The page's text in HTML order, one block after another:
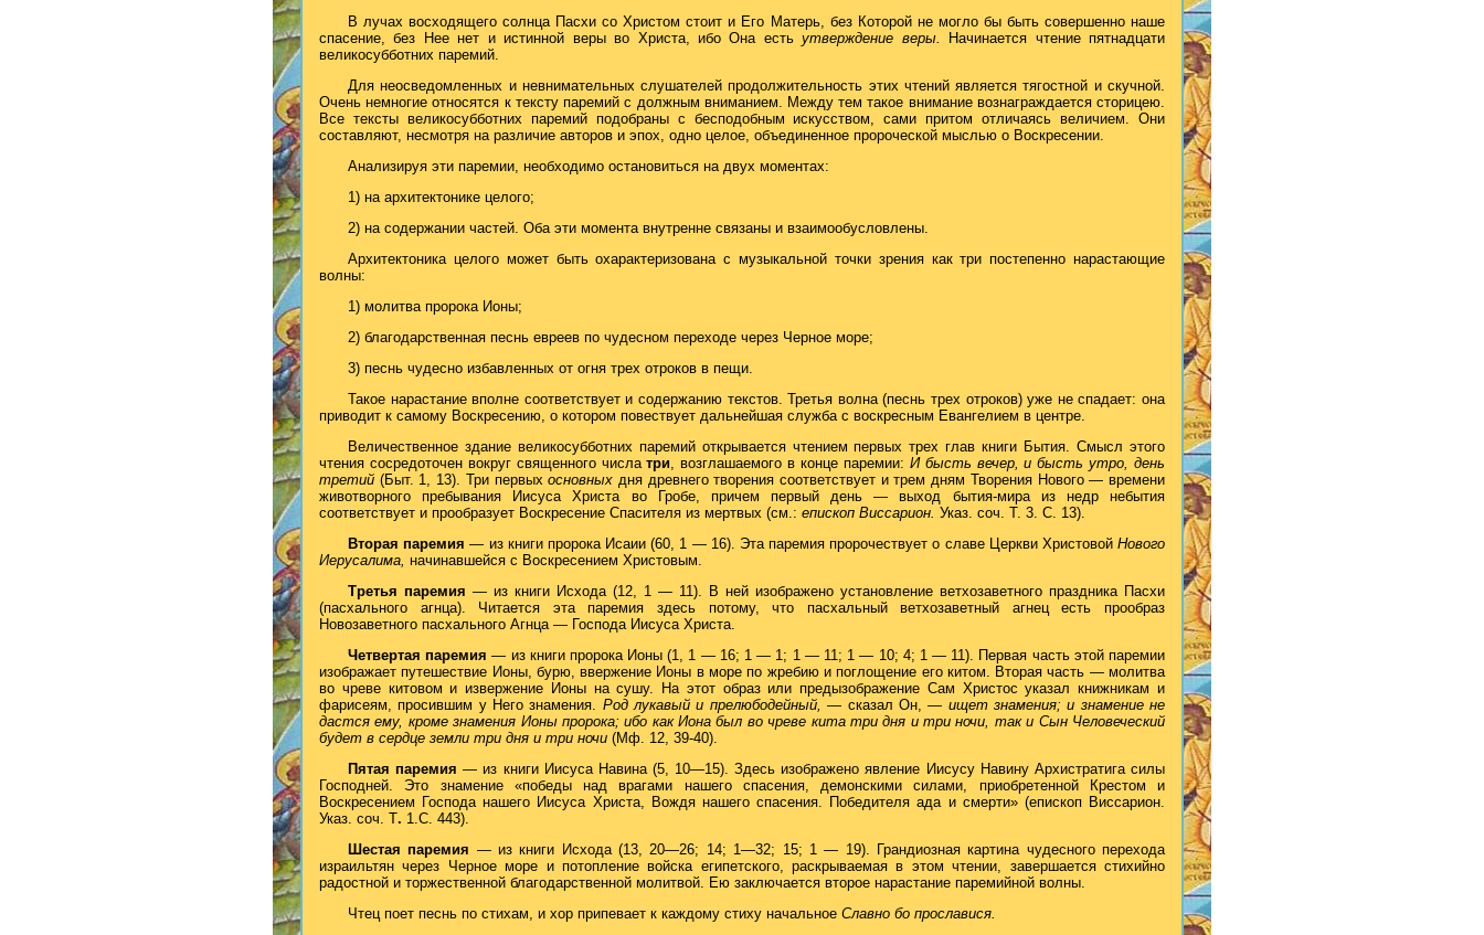
В лучах восходящего солнца Пасхи со Христом стоит и Его Матерь, без Которой не могло бы быть совершенно наше
спасение, без Нее нет и истинной веры во Христа, ибо Она естьутверждение веры.
Начинается чтение пятнадцати
великосубботних паремий.
Для неосведомленных и невнимательных слушателей продолжительность этих чтений является тягостной и скучной.
Очень немногие относятся к тексту паремий с должным вниманием. Между тем такое внимание вознаграждается сторицею.
Все тексты великосубботних паремий подобраны с бесподобным искусством, сами притом отличаясь величием. Они
составляют, несмотря на различие авторов и эпох, одно целое, объединенное пророческой мыслью о Воскресении.
Анализируя эти паремии, необходимо остановиться на двух моментах:
1) на архитектонике целого;
2) на содержании частей. Оба эти момента внутренне связаны и взаимообусловлены.
Архитектоника целого может быть охарактеризована с музыкальной точки зрения как три постепенно нарастающие
волны:
1) молитва пророка Ионы;
2) благодарственная песнь евреев по чудесном переходе через Черное море;
3) песнь чудесно избавленных от огня трех отроков в пещи.
Такое нарастание вполне соответствует и содержанию текстов. Третья волна (песнь трех отроков) уже не спадает: она
приводит к самому Воскресению, о котором повествует дальнейшая служба с воскресным Евангелием в центре.
Величественное здание великосубботних паремий открывается чтением первых трех глав книги Бытия. Смысл этого
чтения сосредоточен вокруг священного числатри, возглашаемого в конце паремии: И бысть вечер, и бысть утро, день
третий (Быт. 1, 13). Три первыхосновных дня древнего творения соответствует и трем дням Творения Нового — времени
животворного пребывания Иисуса Христа во Гробе, причем первый день — выход бытия-мира из недр небытия
соответствует и прообразует Воскресение Спасителя из мертвых (см.: епископ Виссарион. Указ. соч. Т. 3. С. 13).
Вторая паремия— из книги пророка Исаии (60, 1 — 16). Эта паремия пророчествует о славе Церкви ХристовойНового
Иерусалима, начинавшейся с Воскресением Христовым.
Третья паремия — из книги Исхода (12, 1 — 11). В ней изображено установление ветхозаветного праздника Пасхи
(пасхального агнца). Читается эта паремия здесь потому, что пасхальный ветхозаветный агнец есть прообраз
Новозаветного пасхального Агнца — Господа Иисуса Христа.
Четвертая паремия— из книги пророка Ионы (1, 1 — 16; 1 — 1; 1 — 11; 1 — 10; 4; 1 — 11). Первая часть этой паремии
изображает путешествие Ионы, бурю, ввержение Ионы в море по жребию и поглощение его китом. Вторая часть — молитва
во чреве китовом и извержение Ионы на сушу. На этот образ или предызображение Сам Христос указал книжникам и
фарисеям, просившим у Него знамения. Род лукавый и прелюбодейный,— сказал Он, — ищет знамения; и знамение не
дастся ему, кроме знамения Ионы пророка; ибо как Иона был во чреве кита три дня и три ночи, так и Сын Человеческий
будет в сердце земли три дня и три ночи (Мф. 12, 39-40).
Пятая паремия— из книги Иисуса Навина (5, 10—15). Здесь изображено явление Иисусу Навину Архистратига силы
Господней. Это знамение «победы над врагами нашего спасения, демонскими силами, приобретенной Крестом и
Воскресением Господа нашего Иисуса Христа, Вождя нашего спасения. Победителя ада и смерти» (епископ Виссарион.
Указ. соч. Т. 1.С. 443).
Шестая паремия — из книги Исхода (13, 20—26; 14; 1—32; 15; 1 — 19). Грандиозная картина чудесного перехода
израильтян через Черное море и потопление войска египетского, раскрываемая в этом чтении, завершается стихийно
радостной и торжественной благодарственной молитвой. Ею заключается второе нарастание паремийной волны.
Чтец поет песнь по стихам, и хор припевает к каждому стиху начальное Славно бо прославися.